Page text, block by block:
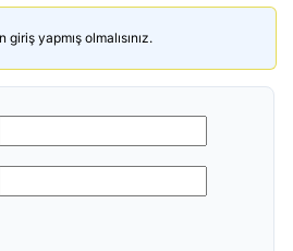
yapmış olmalısınız.